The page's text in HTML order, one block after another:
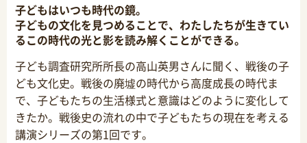
子どもはいつも時代の鏡。
子どもの文化を見つめることで、わたしたちが生きてい
るこの時代の光と影を読み解くことができる。
子ども調査研究所所長の高山英男さんに聞く、戦後の子
ども文化史。戦後の廃墟の時代から高度成長の時代ま
で、子どもたちの生活様式と意識はどのように変化して
きたか。戦後史の流れの中で子どもたちの現在を考える
講演シリーズの第1回です。